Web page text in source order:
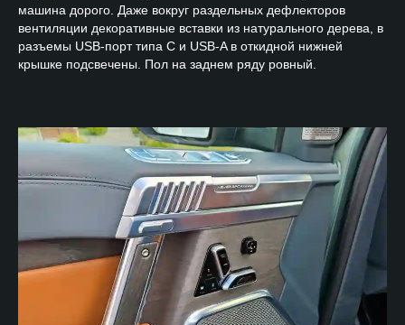
машина дорого. Даже вокруг раздельных дефлекторов
вентиляции декоративные вставки из натурального дерева, в
разъемы USB-порт типа С и USB-A в откидной нижней
крышке подсвечены. Пол на заднем ряду ровный.